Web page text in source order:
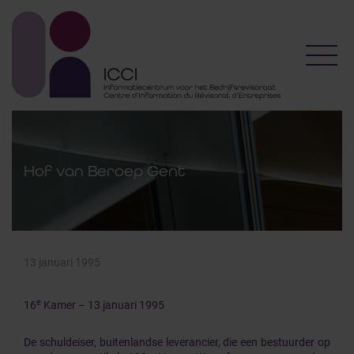
Hof van Beroep Gent
13 januari 1995
16e Kamer – 13 januari 1995
De schuldeiser, buitenlandse leverancier, die een bestuurder op